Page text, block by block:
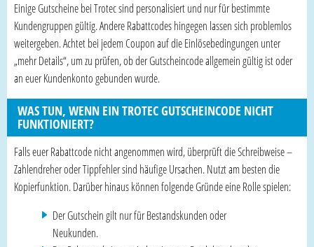
Einige Gutscheine bei Trotec sind personalisiert und nur für bestimmte
Kundengruppen gültig. Andere Rabattcodes hingegen lassen sich problemlos
weitergeben. Achtet bei jedem Coupon auf die Einlösebedingungen unter
„mehr Details“, um zu prüfen, ob der Gutscheincode allgemein gültig ist oder
an euer Kundenkonto gebunden wurde.
WAS TUN, WENN EIN TROTEC GUTSCHEINCODE NICHT
FUNKTIONIERT?
Falls euer Rabattcode nicht angenommen wird, überprüft die Schreibweise –
Zahlendreher oder Tippfehler sind häufige Ursachen. Nutzt am besten die
Kopierfunktion. Darüber hinaus können folgende Gründe eine Rolle spielen:
Der Gutschein gilt nur für Bestandskunden oder
Neukunden.